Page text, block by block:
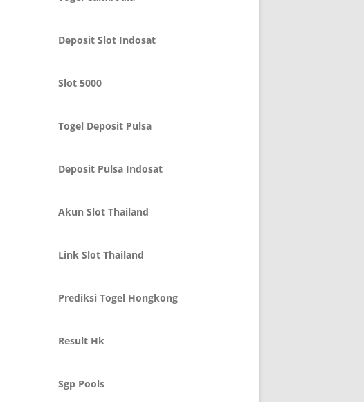
Deposit Slot Indosat
Slot 5000
Togel Deposit Pulsa
Deposit Pulsa Indosat
Akun Slot Thailand
Link Slot Thailand
Prediksi Togel Hongkong
Result Hk
Sgp Pools